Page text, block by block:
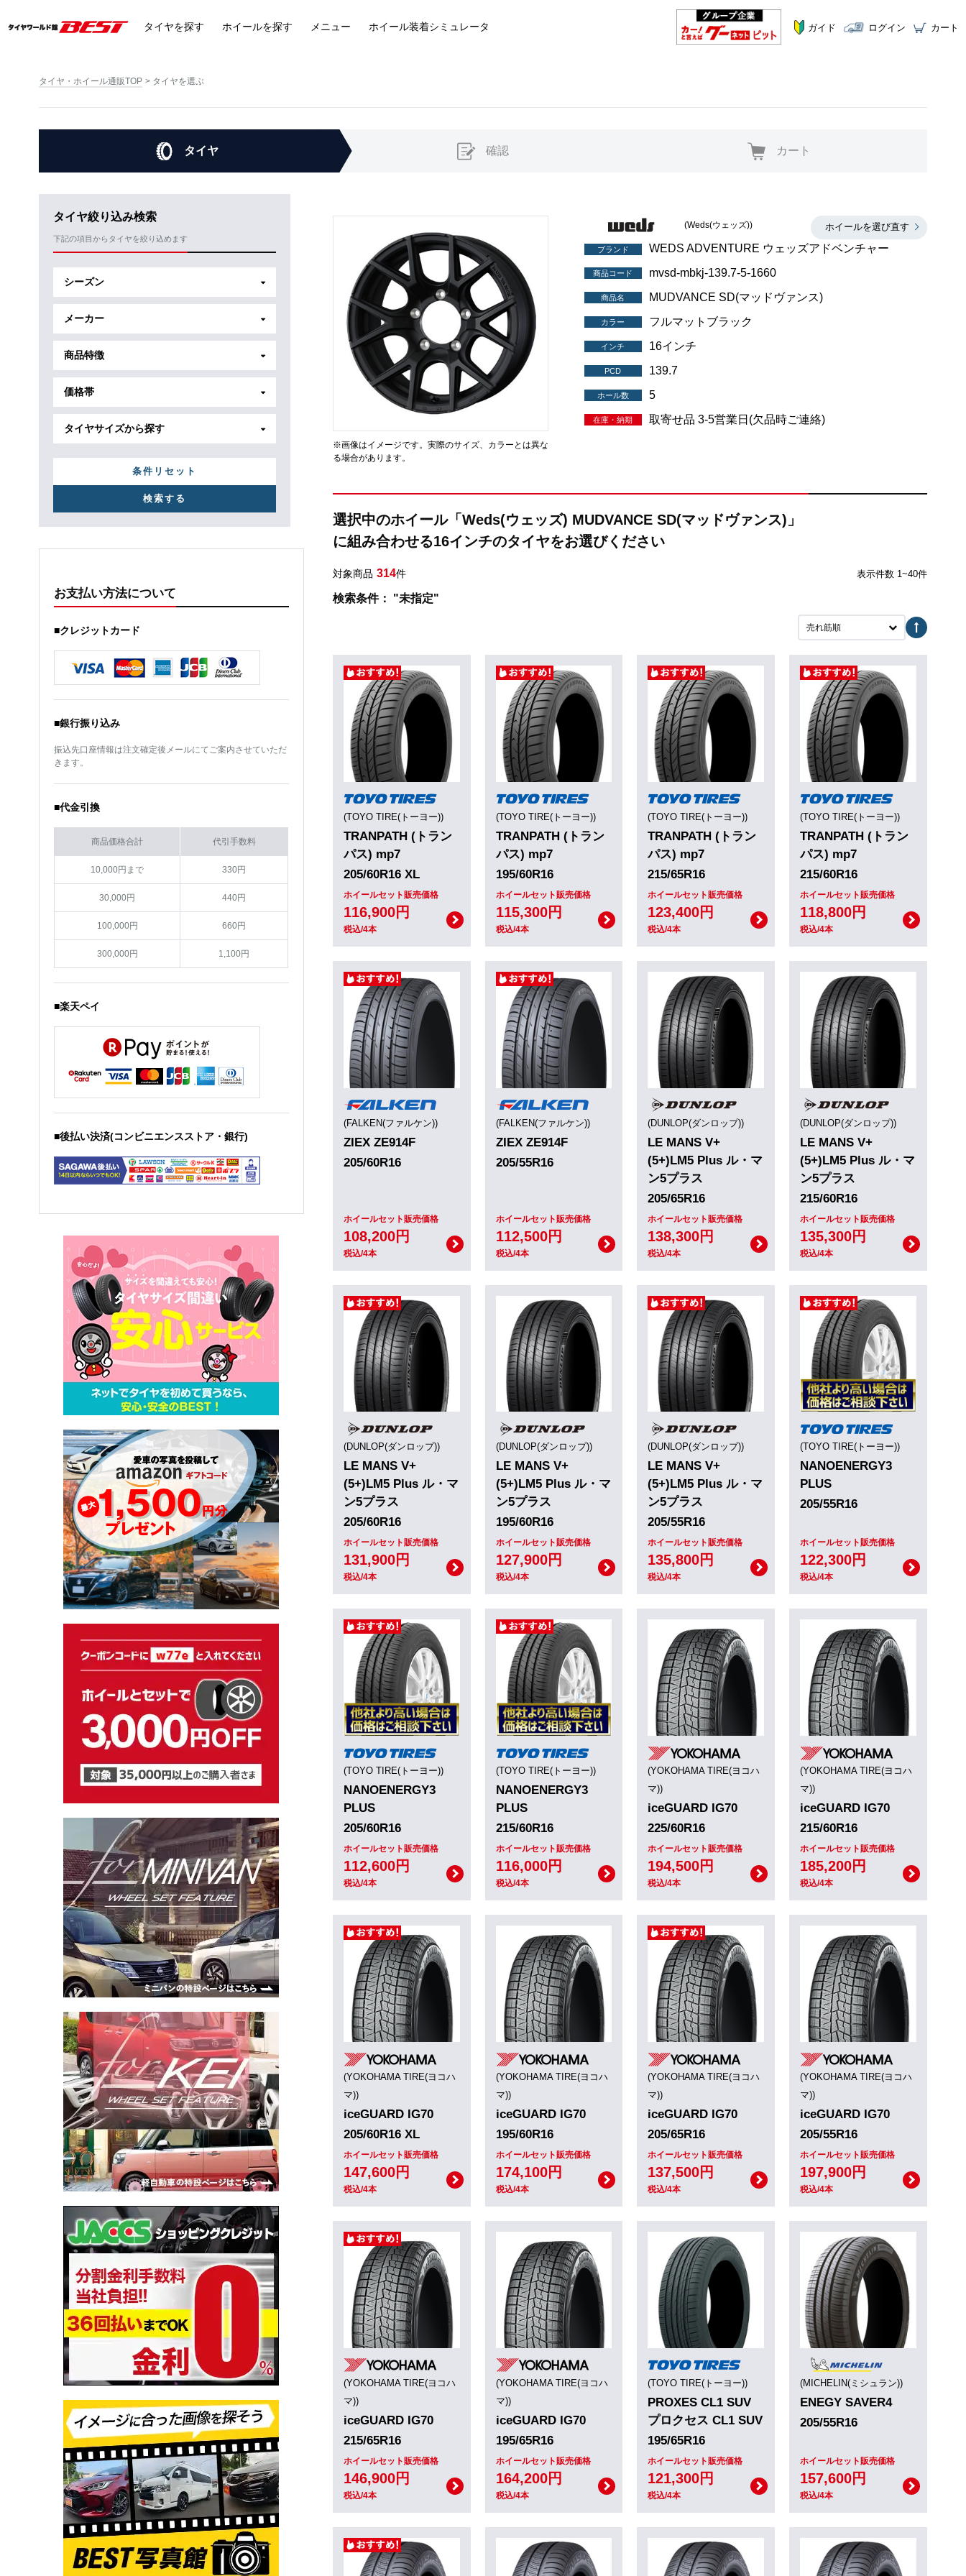
タイヤを探す ホイールを探す メニュー ホイール装着シミュレータ ガイド ログイン カート
タイヤ・ホイール通販TOP タイヤを選ぶ
タイヤ 確認 カート
タイヤ絞り込み検索
下記の項目からタイヤを絞り込めます
シーズン
メーカー
商品特徴
価格帯
タイヤサイズから探す
条件リセット
お支払い方法について
■クレジットカード
■銀行振り込み
振込先口座情報は注文確定後メールにてご案内させていただ
きます。
■代金引換
商品価格合計 代引手数料
10,000円まで 330円
30,000円 440円
100,000円 660円
300,000円 1,100円
■楽天ペイ
■後払い決済(コンビニエンスストア・銀行)
※画像はイメージです。実際のサイズ、カラーとは異な
る場合があります。
ホイールを選び直す
(Weds(ウェッズ))
ブランド WEDS ADVENTURE ウェッズアドベンチャー
商品コード mvsd-mbkj-139.7-5-1660
商品名 MUDVANCE SD(マッドヴァンス)
カラー フルマットブラック
インチ 16インチ
PCD 139.7
ホール数 5
在庫・納期 取寄せ品 3-5営業日(欠品時ご連絡)
選択中のホイール「Weds(ウェッズ) MUDVANCE SD(マッドヴァンス)」
に組み合わせる16インチのタイヤをお選びください
対象商品 314件 表示件数 1~40件
検索条件： "未指定"
売れ筋順
(TOYO TIRE(トーヨー))
TRANPATH (トラン
パス) mp7
205/60R16 XL
ホイールセット販売価格
116,900円
税込/4本
(TOYO TIRE(トーヨー))
TRANPATH (トラン
パス) mp7
195/60R16
ホイールセット販売価格
115,300円
税込/4本
(TOYO TIRE(トーヨー))
TRANPATH (トラン
パス) mp7
215/65R16
ホイールセット販売価格
123,400円
税込/4本
(TOYO TIRE(トーヨー))
TRANPATH (トラン
パス) mp7
215/60R16
ホイールセット販売価格
118,800円
税込/4本
(FALKEN(ファルケン))
ZIEX ZE914F
205/60R16
ホイールセット販売価格
108,200円
税込/4本
(FALKEN(ファルケン))
ZIEX ZE914F
205/55R16
ホイールセット販売価格
112,500円
税込/4本
(DUNLOP(ダンロップ))
LE MANS V+
(5+)LM5 Plus ル・マ
ン5プラス
205/65R16
ホイールセット販売価格
138,300円
税込/4本
(DUNLOP(ダンロップ))
LE MANS V+
(5+)LM5 Plus ル・マ
ン5プラス
215/60R16
ホイールセット販売価格
135,300円
税込/4本
(DUNLOP(ダンロップ))
LE MANS V+
(5+)LM5 Plus ル・マ
ン5プラス
205/60R16
ホイールセット販売価格
131,900円
税込/4本
(DUNLOP(ダンロップ))
LE MANS V+
(5+)LM5 Plus ル・マ
ン5プラス
195/60R16
ホイールセット販売価格
127,900円
税込/4本
(DUNLOP(ダンロップ))
LE MANS V+
(5+)LM5 Plus ル・マ
ン5プラス
205/55R16
ホイールセット販売価格
135,800円
税込/4本
(TOYO TIRE(トーヨー))
NANOENERGY3
PLUS
205/55R16
ホイールセット販売価格
122,300円
税込/4本
(TOYO TIRE(トーヨー))
NANOENERGY3
PLUS
205/60R16
ホイールセット販売価格
112,600円
税込/4本
(TOYO TIRE(トーヨー))
NANOENERGY3
PLUS
215/60R16
ホイールセット販売価格
116,000円
税込/4本
(YOKOHAMA TIRE(ヨコハ
マ))
iceGUARD IG70
225/60R16
ホイールセット販売価格
194,500円
税込/4本
(YOKOHAMA TIRE(ヨコハ
マ))
iceGUARD IG70
215/60R16
ホイールセット販売価格
185,200円
税込/4本
(YOKOHAMA TIRE(ヨコハ
マ))
iceGUARD IG70
205/60R16 XL
ホイールセット販売価格
147,600円
税込/4本
(YOKOHAMA TIRE(ヨコハ
マ))
iceGUARD IG70
195/60R16
ホイールセット販売価格
174,100円
税込/4本
(YOKOHAMA TIRE(ヨコハ
マ))
iceGUARD IG70
205/65R16
ホイールセット販売価格
137,500円
税込/4本
(YOKOHAMA TIRE(ヨコハ
マ))
iceGUARD IG70
205/55R16
ホイールセット販売価格
197,900円
税込/4本
(YOKOHAMA TIRE(ヨコハ
マ))
iceGUARD IG70
215/65R16
ホイールセット販売価格
146,900円
税込/4本
(YOKOHAMA TIRE(ヨコハ
マ))
iceGUARD IG70
195/65R16
ホイールセット販売価格
164,200円
税込/4本
(TOYO TIRE(トーヨー))
PROXES CL1 SUV
プロクセス CL1 SUV
195/65R16
ホイールセット販売価格
121,300円
税込/4本
(MICHELIN(ミシュラン))
ENEGY SAVER4
205/55R16
ホイールセット販売価格
157,600円
税込/4本